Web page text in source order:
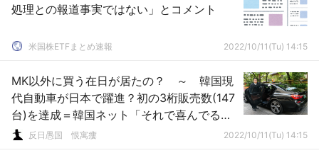
処理との報道事実ではない」とコメント
米国株ETFまとめ速報 2022/10/11(Tu) 14:15
MK以外に買う在日が居たの？ ～ 韓国現
代自動車が日本で躍進？初の3桁販売数(147
台)を達成＝韓国ネット「それで喜んでる
の？」「大げさ」
反日愚国 恨寓瘻 2022/10/11(Tu) 14:15